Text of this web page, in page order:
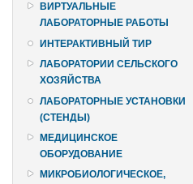
ВИРТУАЛЬНЫЕ
ЛАБОРАТОРНЫЕ РАБОТЫ
ИНТЕРАКТИВНЫЙ ТИР
ЛАБОРАТОРИИ СЕЛЬСКОГО
ХОЗЯЙСТВА
ЛАБОРАТОРНЫЕ УСТАНОВКИ
(СТЕНДЫ)
МЕДИЦИНСКОЕ
ОБОРУДОВАНИЕ
МИКРОБИОЛОГИЧЕСКОЕ,